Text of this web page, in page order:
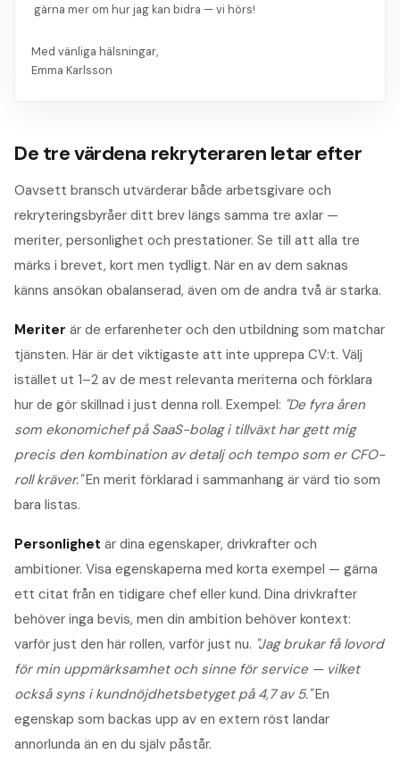
gärna mer om hur jag kan bidra — vi hörs!
Med vänliga hälsningar,
Emma Karlsson
De tre värdena rekryteraren letar efter
Oavsett bransch utvärderar både arbetsgivare och
rekryteringsbyråer ditt brev längs samma tre axlar —
meriter, personlighet och prestationer. Se till att alla tre
märks i brevet, kort men tydligt. När en av dem saknas
känns ansökan obalanserad, även om de andra två är starka.
Meriter är de erfarenheter och den utbildning som matchar
tjänsten. Här är det viktigaste att inte upprepa CV:t. Välj
istället ut 1–2 av de mest relevanta meriterna och förklara
hur de gör skillnad i just denna roll. Exempel: "De fyra åren
som ekonomichef på SaaS-bolag i tillväxt har gett mig
precis den kombination av detalj och tempo som er CFO-
roll kräver."En merit förklarad i sammanhang är värd tio som
bara listas.
Personlighet är dina egenskaper, drivkrafter och
ambitioner. Visa egenskaperna med korta exempel — gärna
ett citat från en tidigare chef eller kund. Dina drivkrafter
behöver inga bevis, men din ambition behöver kontext:
varför just den här rollen, varför just nu. "Jag brukar få lovord
för min uppmärksamhet och sinne för service — vilket
också syns i kundnöjdhetsbetyget på 4,7 av 5."En
egenskap som backas upp av en extern röst landar
annorlunda än en du själv påstår.